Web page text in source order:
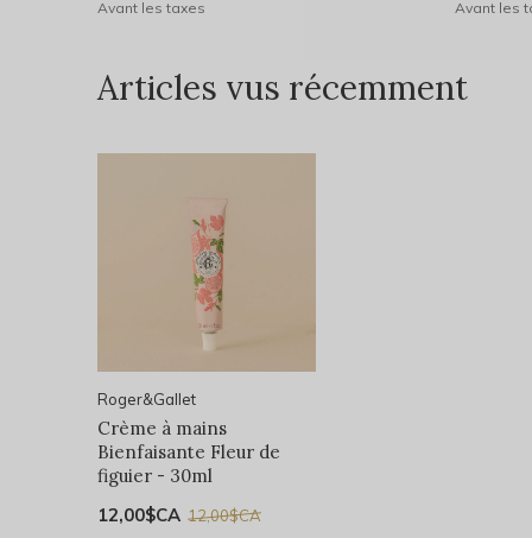
Avant les taxes Avant les
Articles vus récemment
Roger&Gallet
Crème à mains
Bienfaisante Fleur de
figuier - 30ml
12,00$CA 12,00$CA